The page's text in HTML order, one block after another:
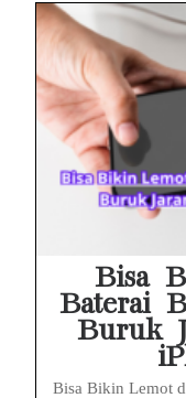
Bisa
Baterai
Buruk
Bisa Bikin Lemot